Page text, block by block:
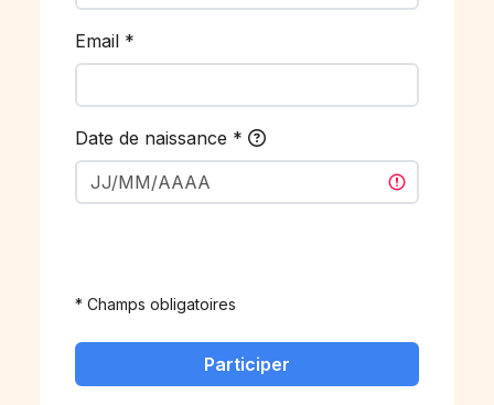
Email *
Date de naissance *
* Champs obligatoires
Participer